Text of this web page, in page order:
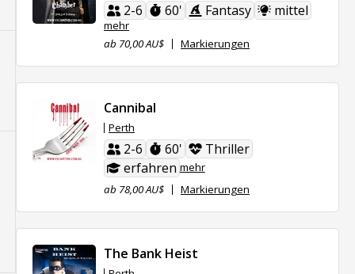
2-6 60' Fantasy mittel
mehr
ab 70,00 AU$
Markierungen
Cannibal
Perth
2-6 60'
Thriller
erfahren mehr
ab 78,00 AU$
Markierungen
The Bank Heist